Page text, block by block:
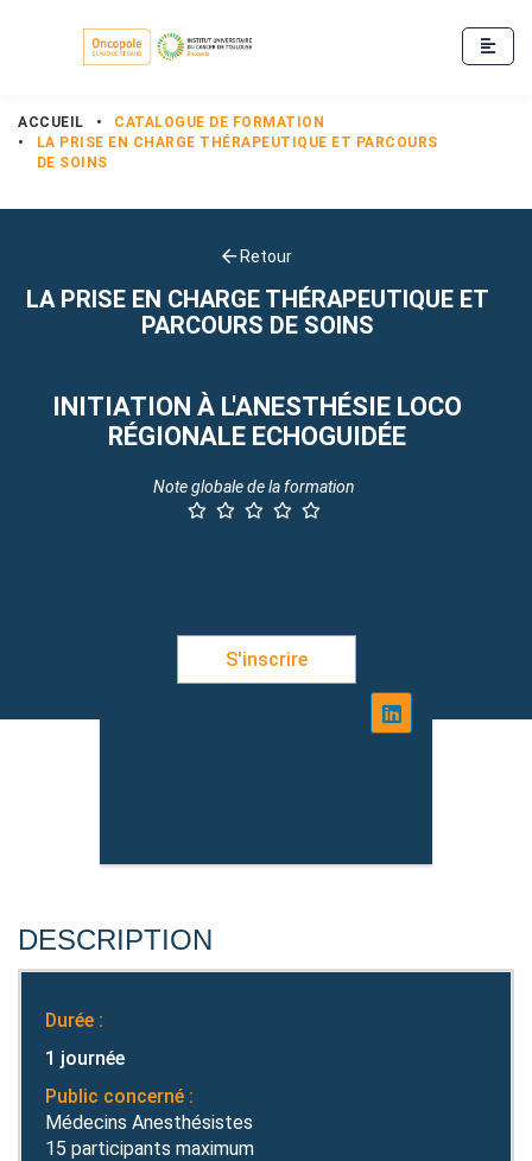
ACCUEIL •
CATALOGUE DE FORMATION
•
LA PRISE EN CHARGE THÉRAPEUTIQUE ET PARCOURS
DE SOINS
Retour
LA PRISE EN CHARGE THÉRAPEUTIQUE ET
PARCOURS DE SOINS
INITIATION À L'ANESTHÉSIE LOCO
RÉGIONALE ECHOGUIDÉE
Note globale de la formation
S'inscrire
DESCRIPTION
Durée :
1 journée
Public concerné :
Médecins Anesthésistes
15 participants maximum